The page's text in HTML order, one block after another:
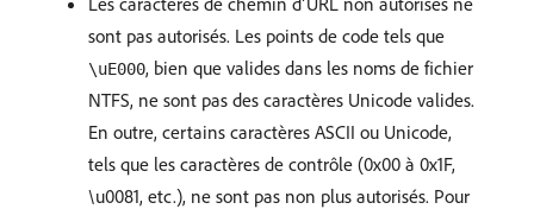
sont pas autorisés. Les points de code tels que
\uE000, bien que valides dans les noms de fichier
NTFS, ne sont pas des caractères Unicode valides.
En outre, certains caractères ASCII ou Unicode,
tels que les caractères de contrôle (0x00 à 0x1F,
\u0081, etc.), ne sont pas non plus autorisés. Pour